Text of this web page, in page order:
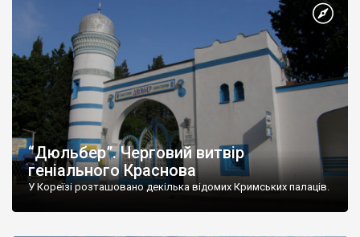
“Дюльбер”. Черговий витвір
геніального Краснова
У Кореїзі розташовано декілька відомих Кримських палаців.